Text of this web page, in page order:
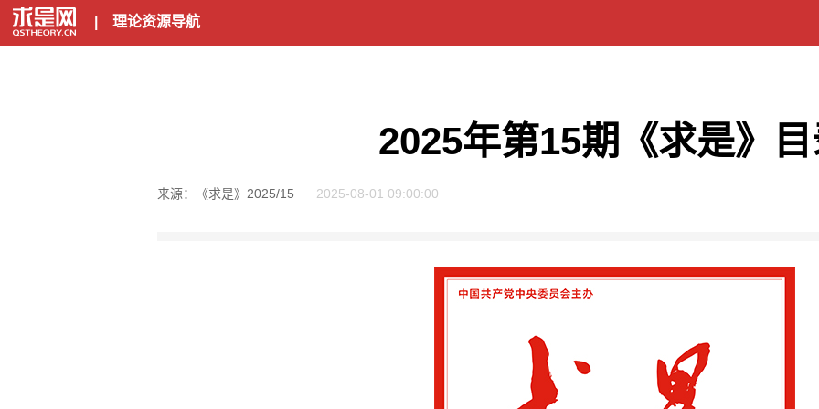
理论资源导航
2025年第15期《求是》
来源：《求是》2025/15 2025-08-01 09:00:00